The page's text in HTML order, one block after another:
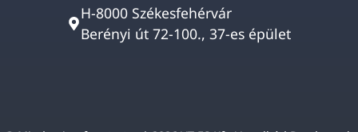
H-8000 Székesfehérvár
Berényi út 72-100., 37-es épület